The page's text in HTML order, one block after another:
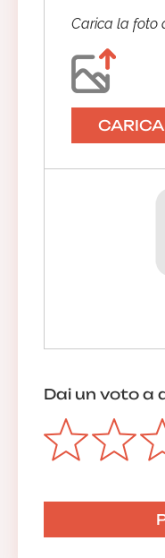
Carica la foto
CARICA
Dai un voto a